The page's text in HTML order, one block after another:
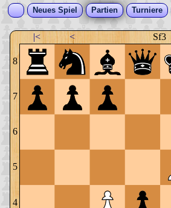
Neues Spiel Partien Turniere
|< < Sf3
8
7
6
5
4